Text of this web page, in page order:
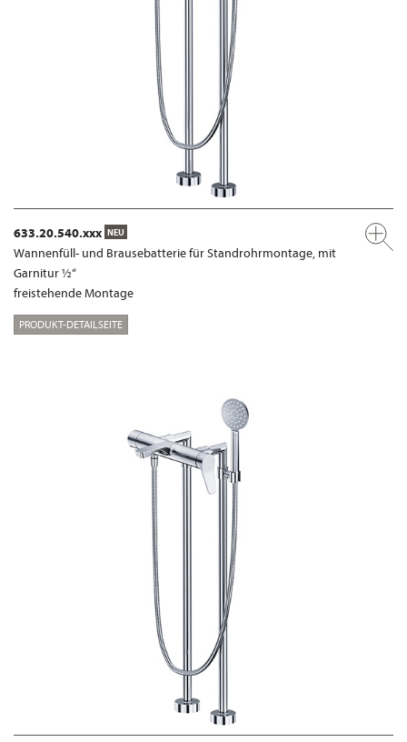
633.20.540.xxx NEU
Wannenfüll- und Brausebatterie für Standrohrmontage, mit
Garnitur ½“
freistehende Montage
PRODUKT-DETAILSEITE